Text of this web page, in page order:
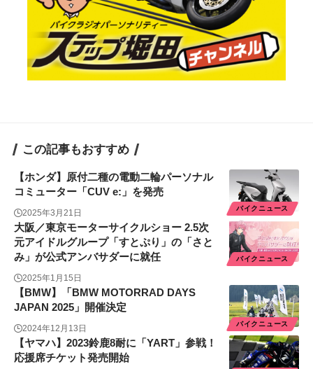
この記事もおすすめ
バイクニュース
【ホンダ】原付二種の電動二輪パーソナル
コミューター「CUV e:」を発売
2025年3月21日
バイクニュース
大阪／東京モーターサイクルショー 2.5次
元アイドルグループ「すとぷり」の「さと
み」が公式アンバサダーに就任
2025年1月15日
バイクニュース
【BMW】「BMW MOTORRAD DAYS
JAPAN 2025」開催決定
2024年12月13日
【ヤマハ】2023鈴鹿8耐に「YART」参戦！
応援席チケット発売開始